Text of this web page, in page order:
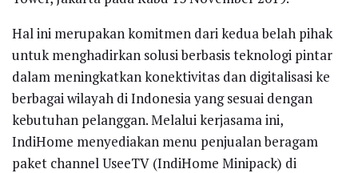
Hal ini merupakan komitmen dari kedua belah pihak
untuk menghadirkan solusi berbasis teknologi pintar
dalam meningkatkan konektivitas dan digitalisasi ke
berbagai wilayah di Indonesia yang sesuai dengan
kebutuhan pelanggan. Melalui kerjasama ini,
IndiHome menyediakan menu penjualan beragam
paket channel UseeTV (IndiHome Minipack) di